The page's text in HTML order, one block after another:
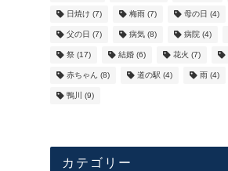
日焼け (7) 梅雨(7) 母の日 (4)
父の日 (7) 病気(8) 病院(4)
祭(17) 結婚(6) 花火 (7)
赤ちゃん (8) 道の駅 (4) 雨(4)
鴨川 (9)
カテゴリー